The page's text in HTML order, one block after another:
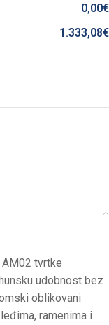
0,00€
1.333,08€
tvrtke
udobnost bez
oblikovani
ramenima i